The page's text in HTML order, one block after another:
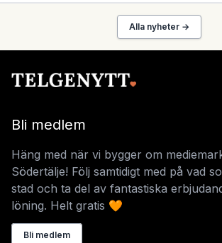
Alla nyheter →
Bli medlem
Häng med när vi bygger om
Södertälje! Följ samtidigt med på vad
stad och ta del av fantastiska
löning. Helt gratis 🧡
Bli medlem